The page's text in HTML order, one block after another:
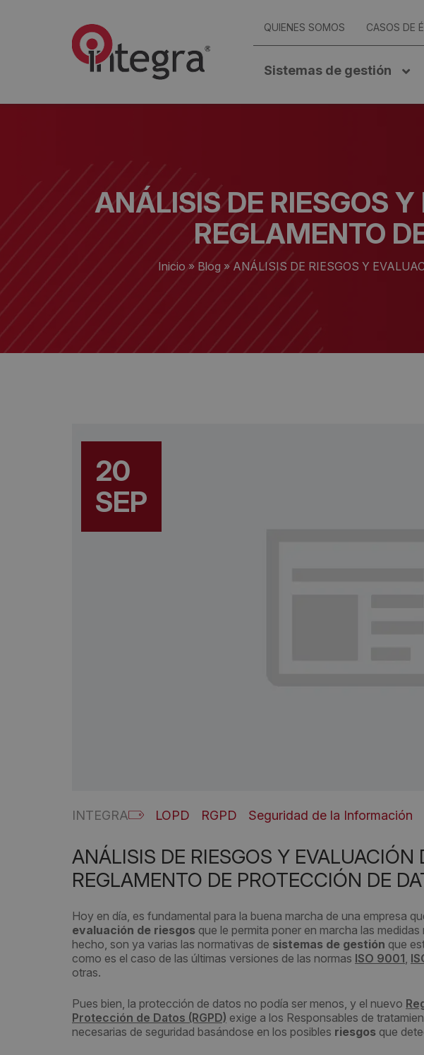
QUIENES SOMOS CASOS DE
Sistemas de gestión
ANÁLISIS DE RIESGOS
REGLAMENTO
Inicio » Blog » ANÁLISIS DE RIESGOS Y
20
SEP
INTEGRA LOPD RGPD Seguridad de la Información
ANÁLISIS DE RIESGOS Y EVALUACIÓN
REGLAMENTO DE PROTECCIÓN DE
Hoy en día, es fundamental para la buena marcha de una empresa
evaluación de riesgos que le permita poner en marcha las
hecho, son ya varias las normativas de sistemas de gestión que
como es el caso de las últimas versiones de las normas ISO 9001,
otras.
Pues bien, la protección de datos no podía ser menos, y el nuevo
Protección de Datos (RGPD) exige a los Responsables de
necesarias de seguridad basándose en los posibles riesgos que